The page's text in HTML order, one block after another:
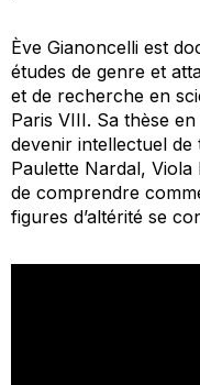
Ève Gianoncelli est
études de genre et
et de recherche en
Paris VIII. Sa thèse
devenir intellectuel de
Paulette Nardal, Viola
de comprendre
figures d’altérité se